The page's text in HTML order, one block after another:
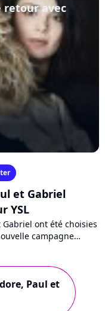
retour avec
et Gabriel
YSL
Gabriel ont été choisies
campagne
Yves Saint
Paul et